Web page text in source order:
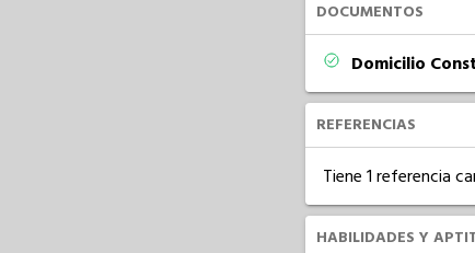
DOCUMENTOS
Domicilio
REFERENCIAS
Tiene 1 referencia
HABILIDADES Y